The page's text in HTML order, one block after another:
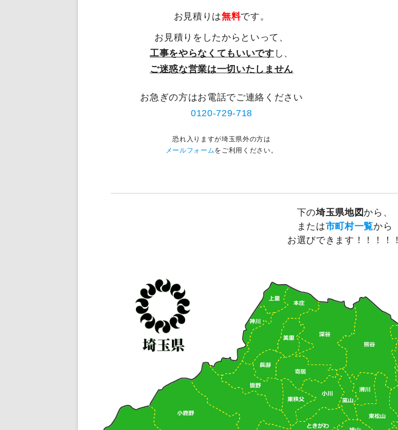
お見積りは無料です。
お見積りをしたからといって、
工事をやらなくてもいいです し、
ご迷惑な営業は一切いたしません
お急ぎの方はお電話でご連絡ください
0120-729-718
恐れ入りますが埼玉県外の方は
メールフォームをご利用ください。
下の埼玉県地図から、
または市町村一覧から
お選びできます！！！！！